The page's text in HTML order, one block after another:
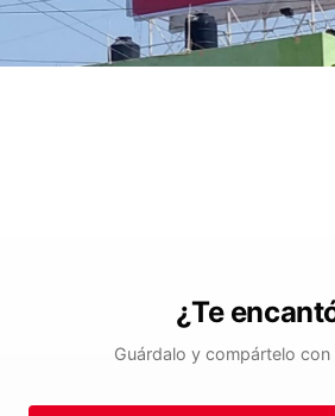
¿Te
Guárdalo y compártelo con